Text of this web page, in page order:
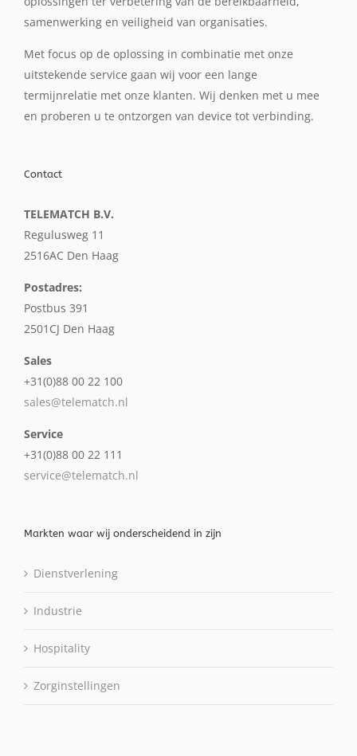
samenwerking en veiligheid van organisaties.
Met focus op de oplossing in combinatie met onze
uitstekende service gaan wij voor een lange
termijnrelatie met onze klanten. Wij denken met u mee
en proberen u te ontzorgen van device tot verbinding.
Contact
TELEMATCH B.V.
Regulusweg 11
2516AC Den Haag
Postadres:
Postbus 391
2501CJ Den Haag
Sales
+31(0)88 00 22 100
sales@telematch.nl
Service
+31(0)88 00 22 111
service@telematch.nl
Markten waar wij onderscheidend in zijn
Dienstverlening
Industrie
Hospitality
Zorginstellingen